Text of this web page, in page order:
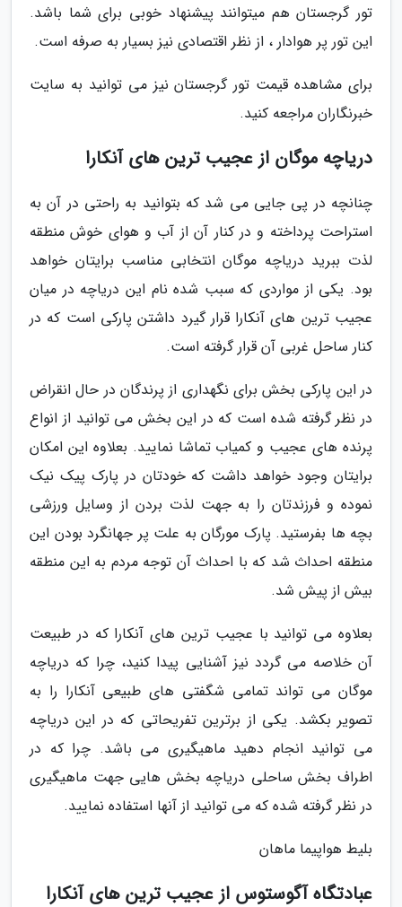
تور گرجستان هم میتوانند پیشنهاد خوبی برای شما باشد.
این تور پر هوادار ، از نظر اقتصادی نیز بسیار به صرفه است.
برای مشاهده قیمت تور گرجستان نیز می توانید به سایت
خبرنگاران مراجعه کنید.
دریاچه موگان از عجیب ترین های آنکارا
چنانچه در پی جایی می شد که بتوانید به راحتی در آن به
استراحت پرداخته و در کنار آن از آب و هوای خوش منطقه
لذت ببرید دریاچه موگان انتخابی مناسب برایتان خواهد
بود. یکی از مواردی که سبب شده نام این دریاچه در میان
عجیب ترین های آنکارا قرار گیرد داشتن پارکی است که در
کنار ساحل غربی آن قرار گرفته است.
در این پارکی بخش برای نگهداری از پرندگان در حال انقراض
در نظر گرفته شده است که در این بخش می توانید از انواع
پرنده های عجیب و کمیاب تماشا نمایید. بعلاوه این امکان
برایتان وجود خواهد داشت که خودتان در پارک پیک نیک
نموده و فرزندتان را به جهت لذت بردن از وسایل ورزشی
بچه ها بفرستید. پارک مورگان به علت پر جهانگرد بودن این
منطقه احداث شد که با احداث آن توجه مردم به این منطقه
بیش از پیش شد.
بعلاوه می توانید با عجیب ترین های آنکارا که در طبیعت
آن خلاصه می گردد نیز آشنایی پیدا کنید، چرا که دریاچه
موگان می تواند تمامی شگفتی های طبیعی آنکارا را به
تصویر بکشد. یکی از برترین تفریحاتی که در این دریاچه
می توانید انجام دهید ماهیگیری می باشد. چرا که در
اطراف بخش ساحلی دریاچه بخش هایی جهت ماهیگیری
در نظر گرفته شده که می توانید از آنها استفاده نمایید.
بلیط هواپیما ماهان
عبادتگاه آگوستوس از عجیب ترین های آنکارا